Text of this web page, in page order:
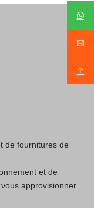
de fournitures de
et de
approvisionner